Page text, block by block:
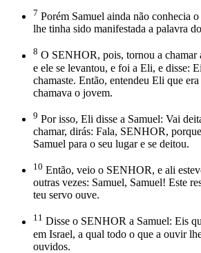
7 Porém Samuel ainda não conhecia
lhe tinha sido manifestada a palavra
8 O SENHOR, pois, tornou a chamar
e ele se levantou, e foi a Eli, e disse:
chamaste. Então, entendeu Eli que
chamava o jovem.
9 Por isso, Eli disse a Samuel: Vai
chamar, dirás: Fala, SENHOR,
Samuel para o seu lugar e se deitou.
10 Então, veio o SENHOR, e ali
outras vezes: Samuel, Samuel! Este
teu servo ouve.
11 Disse o SENHOR a Samuel: Eis
em Israel, a qual todo o que a ouvir
ouvidos.